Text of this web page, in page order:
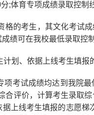
体育专项成绩录取控制
的考生，其文化考试成
绩可在我校最低录取控
划、依据上线考生填报
考试成绩均达到我院最
合评价，计算考生录取
上线考生填报的志愿